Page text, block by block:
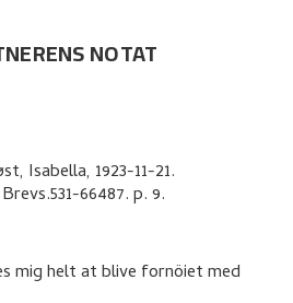
NOTAT
Isabella, 1923-11-21.
66487.p. 9.
mig helt at blive fornöiet med